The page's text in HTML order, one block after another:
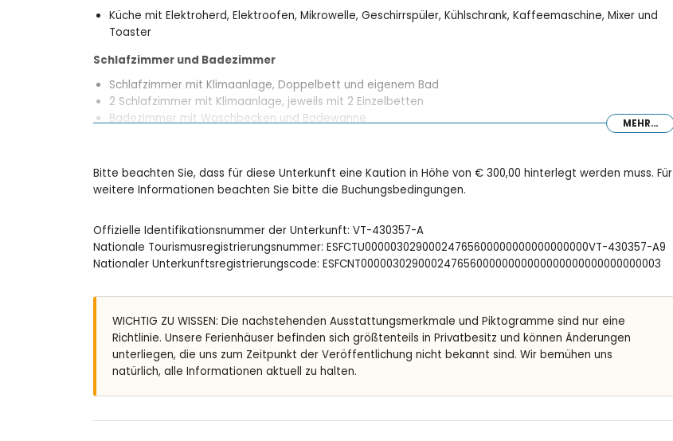
Küche mit Elektroherd, Elektroofen, Mikrowelle, Geschirrspüler, Kühlschrank, Kaffeemaschine, Mixer und
Toaster
Schlafzimmer und Badezimmer
Schlafzimmer mit Klimaanlage, Doppelbett und eigenem Bad
2 Schlafzimmer mit Klimaanlage, jeweils mit 2 Einzelbetten
Badezimmer mit Waschbecken und Badewanne
großes und eingezäuntes Grundstück
2 Terrassen, von denen eine überdacht ist
Grill
Außendusche
Weitere Informationen
Nächste Stadt innerhalb von 1000 Metern von der Villa
Nächster Strand: Arenal-Bol (innerhalb von 1000 Metern von der Villa)
Nächster Flughafen: El Altet (Alicante) (innerhalb von 100 Kilometern von der Villa)
Die Unterkunft eignet sich sehr gut für Familien mit Kindern
MEHR...
Bitte beachten Sie, dass für diese Unterkunft eine Kaution in Höhe von € 300,00 hinterlegt werden muss. Für
weitere Informationen beachten Sie bitte die Buchungsbedingungen.
Offizielle Identifikationsnummer der Unterkunft: VT-430357-A
Nationale Tourismusregistrierungsnummer: ESFCTU00000302900024765600000000000000000VT-430357-A9
Nationaler Unterkunftsregistrierungscode: ESFCNT00000302900024765600000000000000000000000000003
WICHTIG ZU WISSEN: Die nachstehenden Ausstattungsmerkmale und Piktogramme sind nur eine
Richtlinie. Unsere Ferienhäuser befinden sich größtenteils in Privatbesitz und können Änderungen
unterliegen, die uns zum Zeitpunkt der Veröffentlichung nicht bekannt sind. Wir bemühen uns
natürlich, alle Informationen aktuell zu halten.